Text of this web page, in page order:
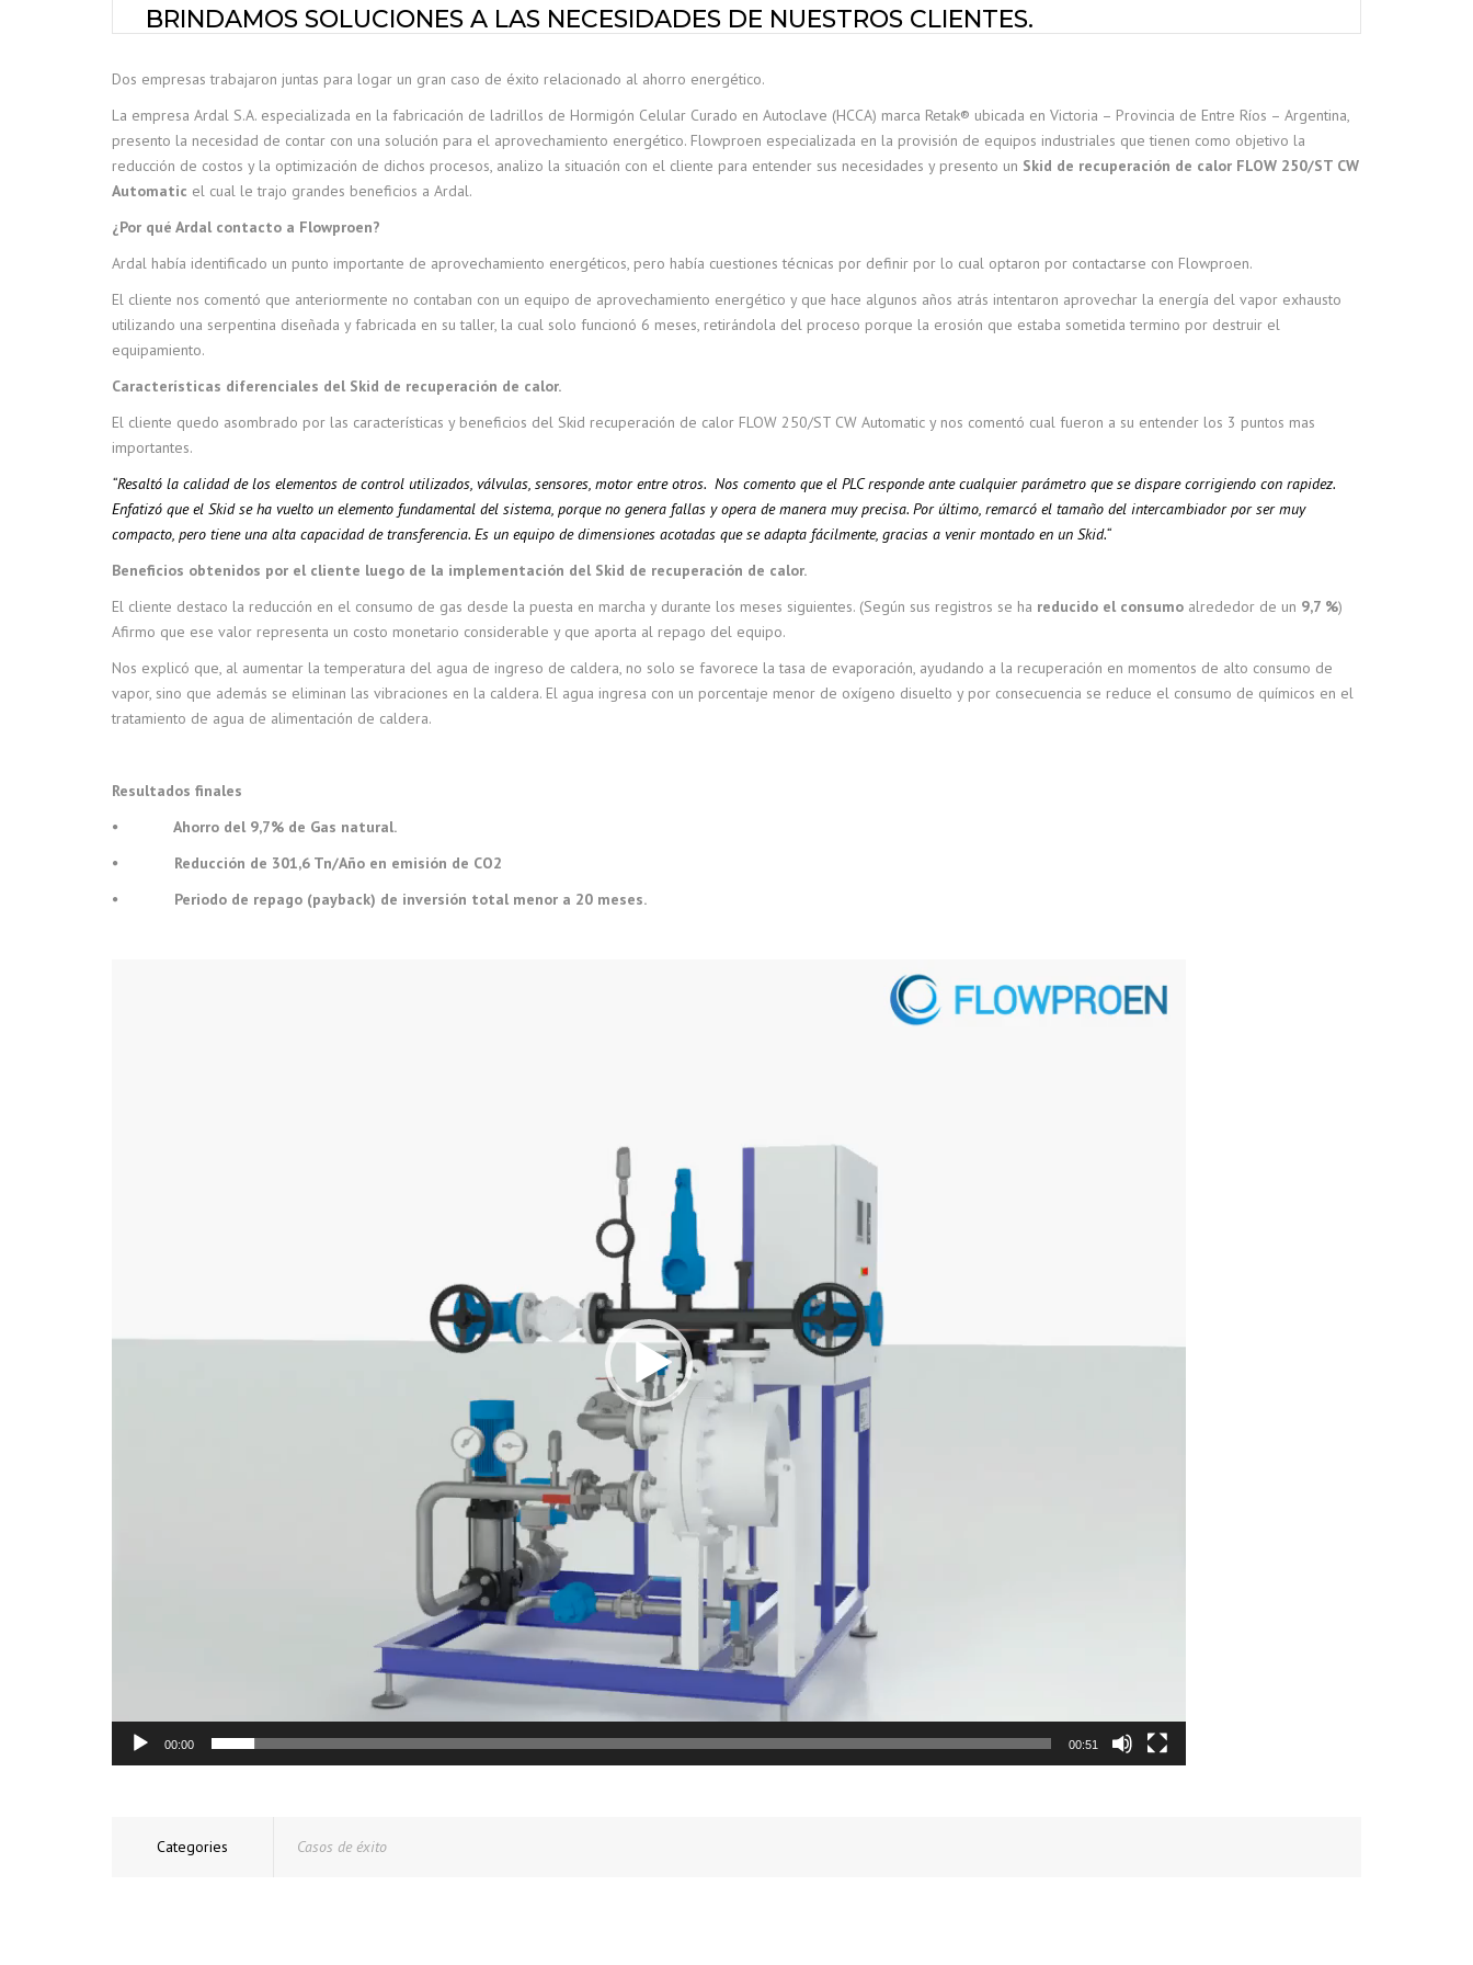
BRINDAMOS SOLUCIONES A LAS NECESIDADES DE NUESTROS CLIENTES.
Dos empresas trabajaron juntas para logar un gran caso de éxito relacionado al ahorro energético.
La empresa Ardal S.A. especializada en la fabricación de ladrillos de Hormigón Celular Curado en Autoclave (HCCA) marca Retak® ubicada en Victoria – Provincia de Entre Ríos – Argentina,
presento la necesidad de contar con una solución para el aprovechamiento energético. Flowproen especializada en la provisión de equipos industriales que tienen como objetivo la
reducción de costos y la optimización de dichos procesos, analizo la situación con el cliente para entender sus necesidades y presento un Skid de recuperación de calor FLOW 250/ST CW
Automatic el cual le trajo grandes beneficios a Ardal.
¿Por qué Ardal contacto a Flowproen?
Ardal había identificado un punto importante de aprovechamiento energéticos, pero había cuestiones técnicas por definir por lo cual optaron por contactarse con Flowproen.
El cliente nos comentó que anteriormente no contaban con un equipo de aprovechamiento energético y que hace algunos años atrás intentaron aprovechar la energía del vapor exhausto
utilizando una serpentina diseñada y fabricada en su taller, la cual solo funcionó 6 meses, retirándola del proceso porque la erosión que estaba sometida termino por destruir el
equipamiento.
Características diferenciales del Skid de recuperación de calor.
El cliente quedo asombrado por las características y beneficios del Skid recuperación de calor FLOW 250/ST CW Automatic y nos comentó cual fueron a su entender los 3 puntos mas
importantes.
“Resaltó la calidad de los elementos de control utilizados, válvulas, sensores, motor entre otros. Nos comento que el PLC responde ante cualquier parámetro que se dispare corrigiendo con rapidez.
Enfatizó que el Skid se ha vuelto un elemento fundamental del sistema, porque no genera fallas y opera de manera muy precisa. Por último, remarcó el tamaño del intercambiador por ser muy
compacto, pero tiene una alta capacidad de transferencia. Es un equipo de dimensiones acotadas que se adapta fácilmente, gracias a venir montado en un Skid.“
Beneficios obtenidos por el cliente luego de la implementación del Skid de recuperación de calor.
El cliente destaco la reducción en el consumo de gas desde la puesta en marcha y durante los meses siguientes. (Según sus registros se ha reducido el consumo alrededor de un 9,7 %)
Afirmo que ese valor representa un costo monetario considerable y que aporta al repago del equipo.
Nos explicó que, al aumentar la temperatura del agua de ingreso de caldera, no solo se favorece la tasa de evaporación, ayudando a la recuperación en momentos de alto consumo de
vapor, sino que además se eliminan las vibraciones en la caldera. El agua ingresa con un porcentaje menor de oxígeno disuelto y por consecuencia se reduce el consumo de químicos en el
tratamiento de agua de alimentación de caldera.
Resultados finales
⦁ Ahorro del 9,7% de Gas natural.
⦁ Reducción de 301,6 Tn/Año en emisión de CO2
⦁ Periodo de repago (payback) de inversión total menor a 20 meses.
00:00 00:51
Categories Casos de éxito